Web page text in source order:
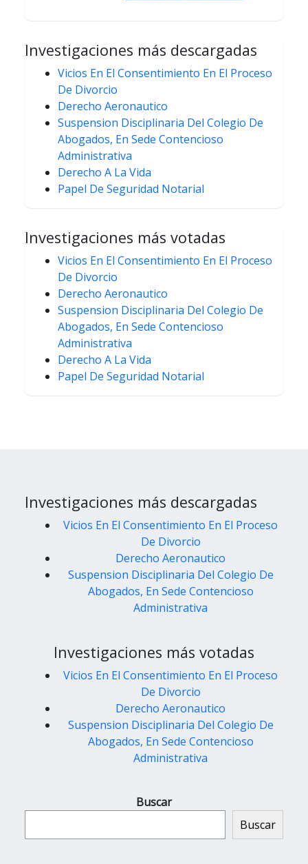
Investigaciones más descargadas
Vicios En El Consentimiento En El Proceso
De Divorcio
Derecho Aeronautico
Suspension Disciplinaria Del Colegio De
Abogados, En Sede Contencioso
Administrativa
Derecho A La Vida
Papel De Seguridad Notarial
Investigaciones más votadas
Vicios En El Consentimiento En El Proceso
De Divorcio
Derecho Aeronautico
Suspension Disciplinaria Del Colegio De
Abogados, En Sede Contencioso
Administrativa
Derecho A La Vida
Papel De Seguridad Notarial
Investigaciones más descargadas
Vicios En El Consentimiento En El Proceso
De Divorcio
Derecho Aeronautico
Suspension Disciplinaria Del Colegio De
Abogados, En Sede Contencioso
Administrativa
Investigaciones más votadas
Vicios En El Consentimiento En El Proceso
De Divorcio
Derecho Aeronautico
Suspension Disciplinaria Del Colegio De
Abogados, En Sede Contencioso
Administrativa
Buscar
Buscar